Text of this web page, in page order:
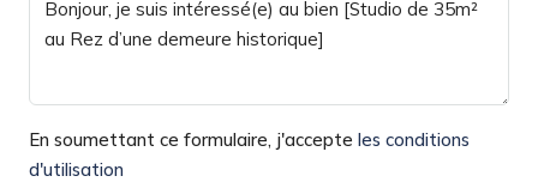
En soumettant ce formulaire, j'accepte les conditions
d'utilisation